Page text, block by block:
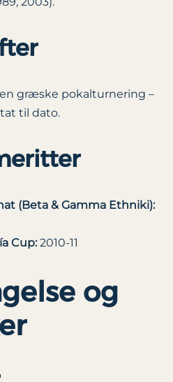
græske pokalturnering –
til dato.
(Beta & Gamma Ethniki):
Cup:2010-11
og